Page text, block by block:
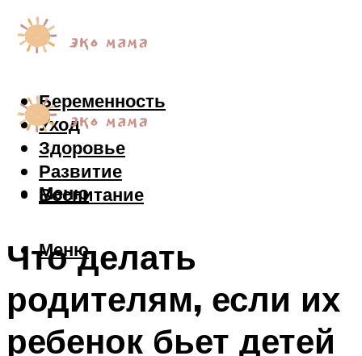
Беременность
Уход
Здоровье
Развитие
Воспитание
Меню
Меню
Что делать
родителям, если их
ребенок бьет детей